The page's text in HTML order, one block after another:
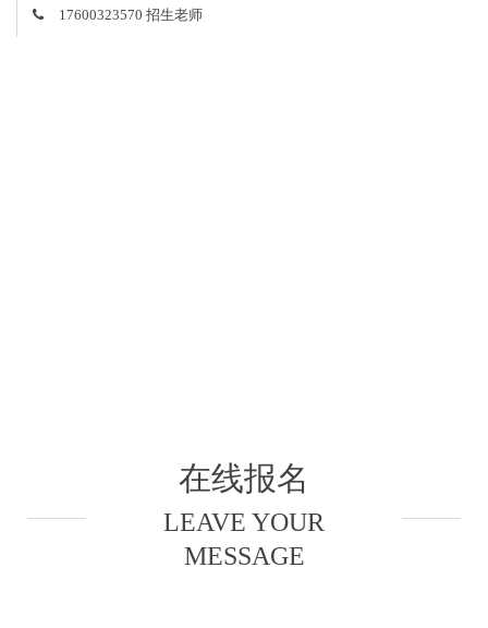
17600323570 招生老师
在线报名
LEAVE YOUR
MESSAGE